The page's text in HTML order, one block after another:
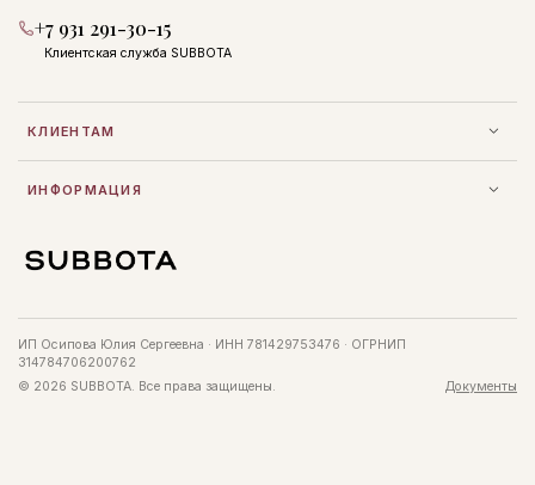
КЛИЕНТАМ
ИНФОРМАЦИЯ
+7 931 291-30-15
Клиентская служба SUBBOTA
ИП Осипова Юлия Сергеевна · ИНН 781429753476 · ОГРНИП
314784706200762
© 2026 SUBBOTA. Все права защищены.
Документы